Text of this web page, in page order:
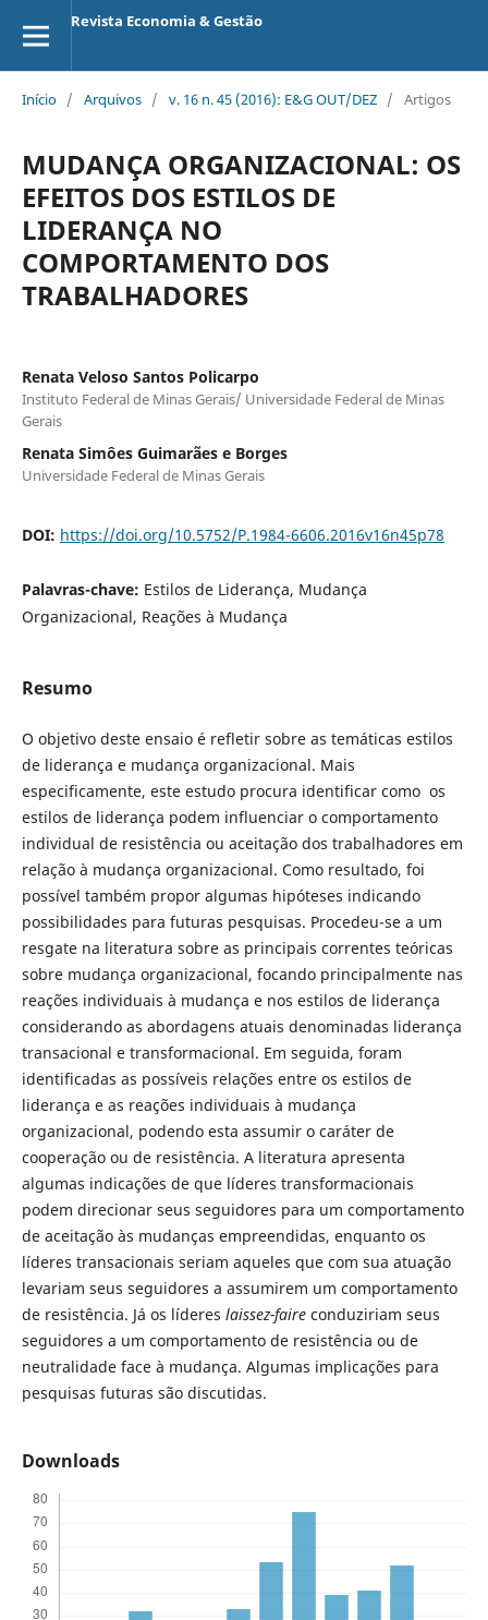
Revista Economia & Gestão
Início / Arquivos / v. 16 n. 45 (2016): E&G OUT/DEZ / Artigos
MUDANÇA ORGANIZACIONAL: OS
EFEITOS DOS ESTILOS DE
LIDERANÇA NO
COMPORTAMENTO DOS
TRABALHADORES
Renata Veloso Santos Policarpo
Instituto Federal de Minas Gerais/ Universidade Federal de Minas
Gerais
Renata Simôes Guimarães e Borges
Universidade Federal de Minas Gerais
DOI: https://doi.org/10.5752/P.1984-6606.2016v16n45p78
Palavras-chave: Estilos de Liderança, Mudança
Organizacional, Reações à Mudança
Resumo
O objetivo deste ensaio é refletir sobre as temáticas estilos
de liderança e mudança organizacional. Mais
especificamente, este estudo procura identificar como os
estilos de liderança podem influenciar o comportamento
individual de resistência ou aceitação dos trabalhadores em
relação à mudança organizacional. Como resultado, foi
possível também propor algumas hipóteses indicando
possibilidades para futuras pesquisas. Procedeu-se a um
resgate na literatura sobre as principais correntes teóricas
sobre mudança organizacional, focando principalmente nas
reações individuais à mudança e nos estilos de liderança
considerando as abordagens atuais denominadas liderança
transacional e transformacional. Em seguida, foram
identificadas as possíveis relações entre os estilos de
liderança e as reações individuais à mudança
organizacional, podendo esta assumir o caráter de
cooperação ou de resistência. A literatura apresenta
algumas indicações de que líderes transformacionais
podem direcionar seus seguidores para um comportamento
de aceitação às mudanças empreendidas, enquanto os
líderes transacionais seriam aqueles que com sua atuação
levariam seus seguidores a assumirem um comportamento
de resistência. Já os líderes laissez-faireconduziriam seus
seguidores a um comportamento de resistência ou de
neutralidade face à mudança. Algumas implicações para
pesquisas futuras são discutidas.
Downloads